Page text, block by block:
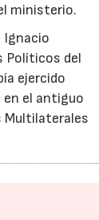
ministerio.
Ignacio
Políticos del
ejercido
en el antiguo
Multilaterales